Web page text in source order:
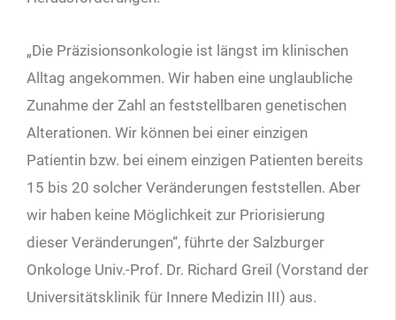
„Die Präzisionsonkologie ist längst im klinischen
Alltag angekommen. Wir haben eine unglaubliche
Zunahme der Zahl an feststellbaren genetischen
Alterationen. Wir können bei einer einzigen
Patientin bzw. bei einem einzigen Patienten bereits
15 bis 20 solcher Veränderungen feststellen. Aber
wir haben keine Möglichkeit zur Priorisierung
dieser Veränderungen“, führte der Salzburger
Onkologe Univ.-Prof. Dr. Richard Greil (Vorstand der
Universitätsklinik für Innere Medizin III) aus.